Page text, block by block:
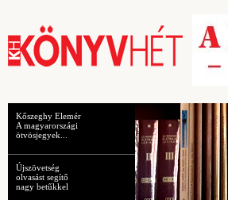
Kőszeghy Elemér
A magyarországi
ötvösjegyek...
Újszövetség
olvasást segítő
nagy betűkkel